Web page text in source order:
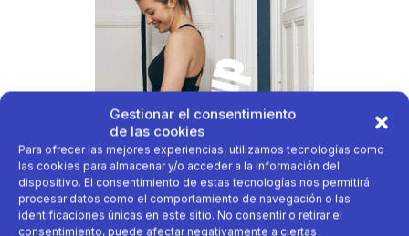
Gestionar el consentimiento
de las cookies
Para ofrecer las mejores experiencias, utilizamos tecnologías como
las cookies para almacenar y/o acceder a la información del
dispositivo. El consentimiento de estas tecnologías nos permitirá
procesar datos como el comportamiento de navegación o las
identificaciones únicas en este sitio. No consentir o retirar el
consentimiento, puede afectar negativamente a ciertas